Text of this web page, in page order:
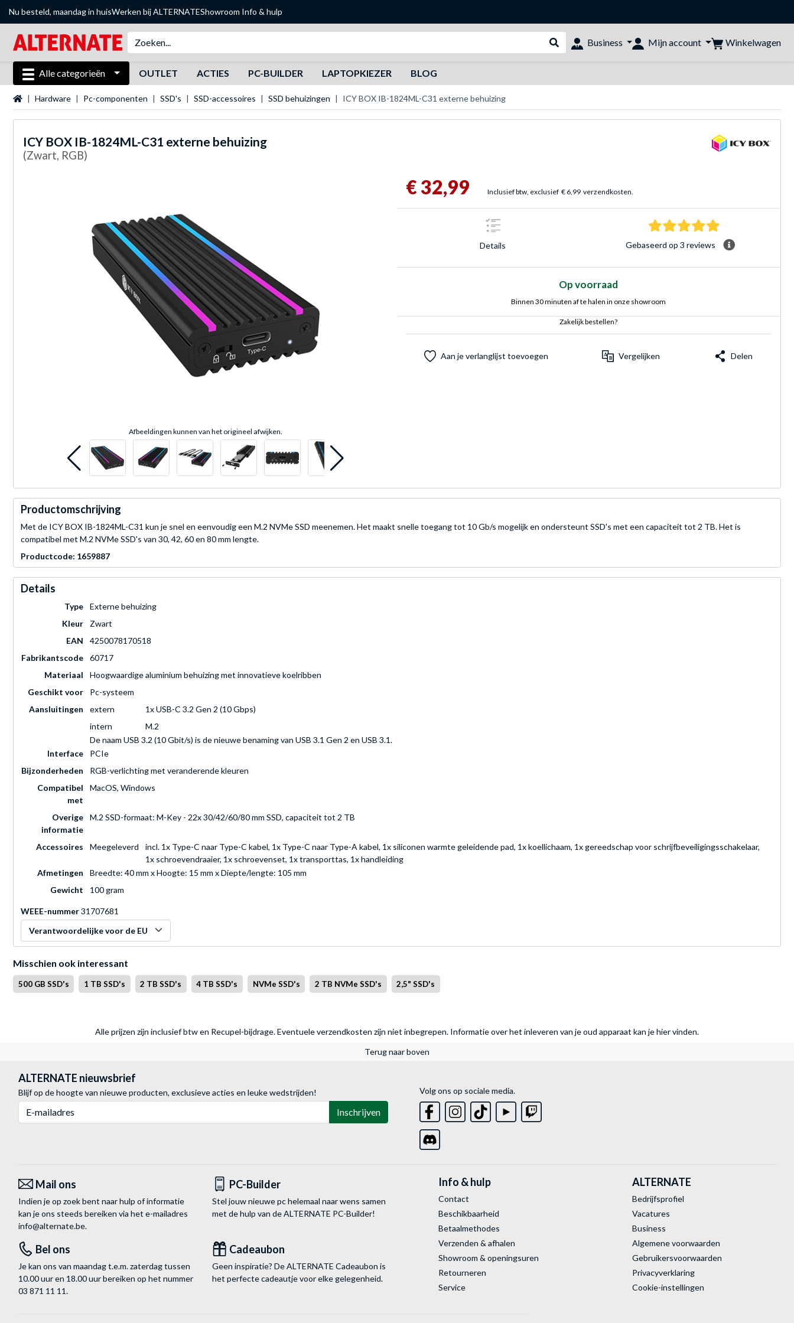
Nu besteld, maandag in huisWerken bij ALTERNATEShowroom Info & hulp
Webshop doorzoeken
Business Mijn account Winkelwagen
Alle categorieën OUTLET ACTIES PC-BUILDER LAPTOPKIEZER BLOG
Startpagina
Hardware Pc-componenten SSD's SSD-accessoires SSD behuizingen ICY BOX IB-1824ML-C31 externe behuizing
ICY BOX IB-1824ML-C31 externe behuizing
(Zwart, RGB)
Afbeeldingen kunnen van het origineel afwijken.
€ 32,99 Inclusief btw, exclusief € 6,99 verzendkosten.
Details
5.0 sterren
Gebaseerd op 3 reviews
Op voorraad
Binnen 30 minuten af te halen in onze showroom
Zakelijk bestellen?
Aan je verlanglijst toevoegen Vergelijken Delen
Productomschrijving
Met de ICY BOX IB-1824ML-C31 kun je snel en eenvoudig een M.2 NVMe SSD meenemen. Het maakt snelle toegang tot 10 Gb/s mogelijk en ondersteunt SSD's met een capaciteit tot 2 TB. Het is
compatibel met M.2 NVMe SSD's van 30, 42, 60 en 80 mm lengte.
Productcode: 1659887
Details
Type
Externe behuizing
Kleur
Zwart
EAN
4250078170518
Fabrikantscode
60717
Materiaal
Hoogwaardige aluminium behuizing met innovatieve koelribben
Geschikt voor
Pc-systeem
Aansluitingen
extern
1x USB-C 3.2 Gen 2 (10 Gbps)
intern
M.2
De naam USB 3.2 (10 Gbit/s) is de nieuwe benaming van USB 3.1 Gen 2 en USB 3.1.
Interface
PCIe
Bijzonderheden
RGB-verlichting met veranderende kleuren
Compatibel
met
MacOS, Windows
Overige
informatie
M.2 SSD-formaat: M-Key - 22x 30/42/60/80 mm SSD, capaciteit tot 2 TB
Accessoires Meegeleverd
incl. 1x Type-C naar Type-C kabel, 1x Type-C naar Type-A kabel, 1x siliconen warmte geleidende pad, 1x koellichaam, 1x gereedschap voor schrijfbeveiligingsschakelaar,
1x schroevendraaier, 1x schroevenset, 1x transporttas, 1x handleiding
Afmetingen
Breedte: 40 mm x Hoogte: 15 mm x Diepte/lengte: 105 mm
Gewicht
100 gram
WEEE-nummer31707681
Verantwoordelijke voor de EU
Misschien ook interessant
500 GB SSD's 1 TB SSD's 2 TB SSD's 4 TB SSD's NVMe SSD's 2 TB NVMe SSD's 2,5" SSD's
Alle prijzen zijn inclusief btw en Recupel-bijdrage. Eventuele verzendkosten zijn niet inbegrepen. Informatie over het inleveren van je oud apparaat kan je hier vinden.
Terug naar boven
ALTERNATE nieuwsbrief
Blijf op de hoogte van nieuwe producten, exclusieve acties en leuke wedstrijden!
Inschrijven
Volg ons op sociale media.
Mail ons
Indien je op zoek bent naar hulp of informatie
kan je ons steeds bereiken via het e-mailadres
info@alternate.be.
PC-Builder
Stel jouw nieuwe pc helemaal naar wens samen
met de hulp van de ALTERNATE PC-Builder!
Bel ons
Je kan ons van maandag t.e.m. zaterdag tussen
10.00 uur en 18.00 uur bereiken op het nummer
03 871 11 11.
Cadeaubon
Geen inspiratie? De ALTERNATE Cadeaubon is
het perfecte cadeautje voor elke gelegenheid.
Info & hulp
Contact
Beschikbaarheid
Betaalmethodes
Verzenden & afhalen
Showroom & openingsuren
Retourneren
Service
ALTERNATE
Bedrijfsprofiel
Vacatures
Business
Algemene voorwaarden
Gebruikersvoorwaarden
Privacyverklaring
Cookie-instellingen